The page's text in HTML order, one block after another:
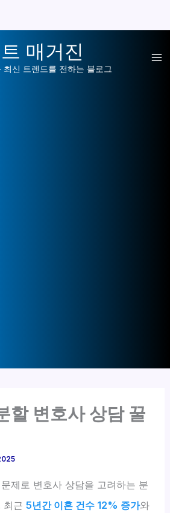
매거진
신 트렌드를 전하는 블로그
할 변호사 상담 꿀
제로 변호사 상담을 고려하는 분
최근5년간 이혼 건수 12% 증가와